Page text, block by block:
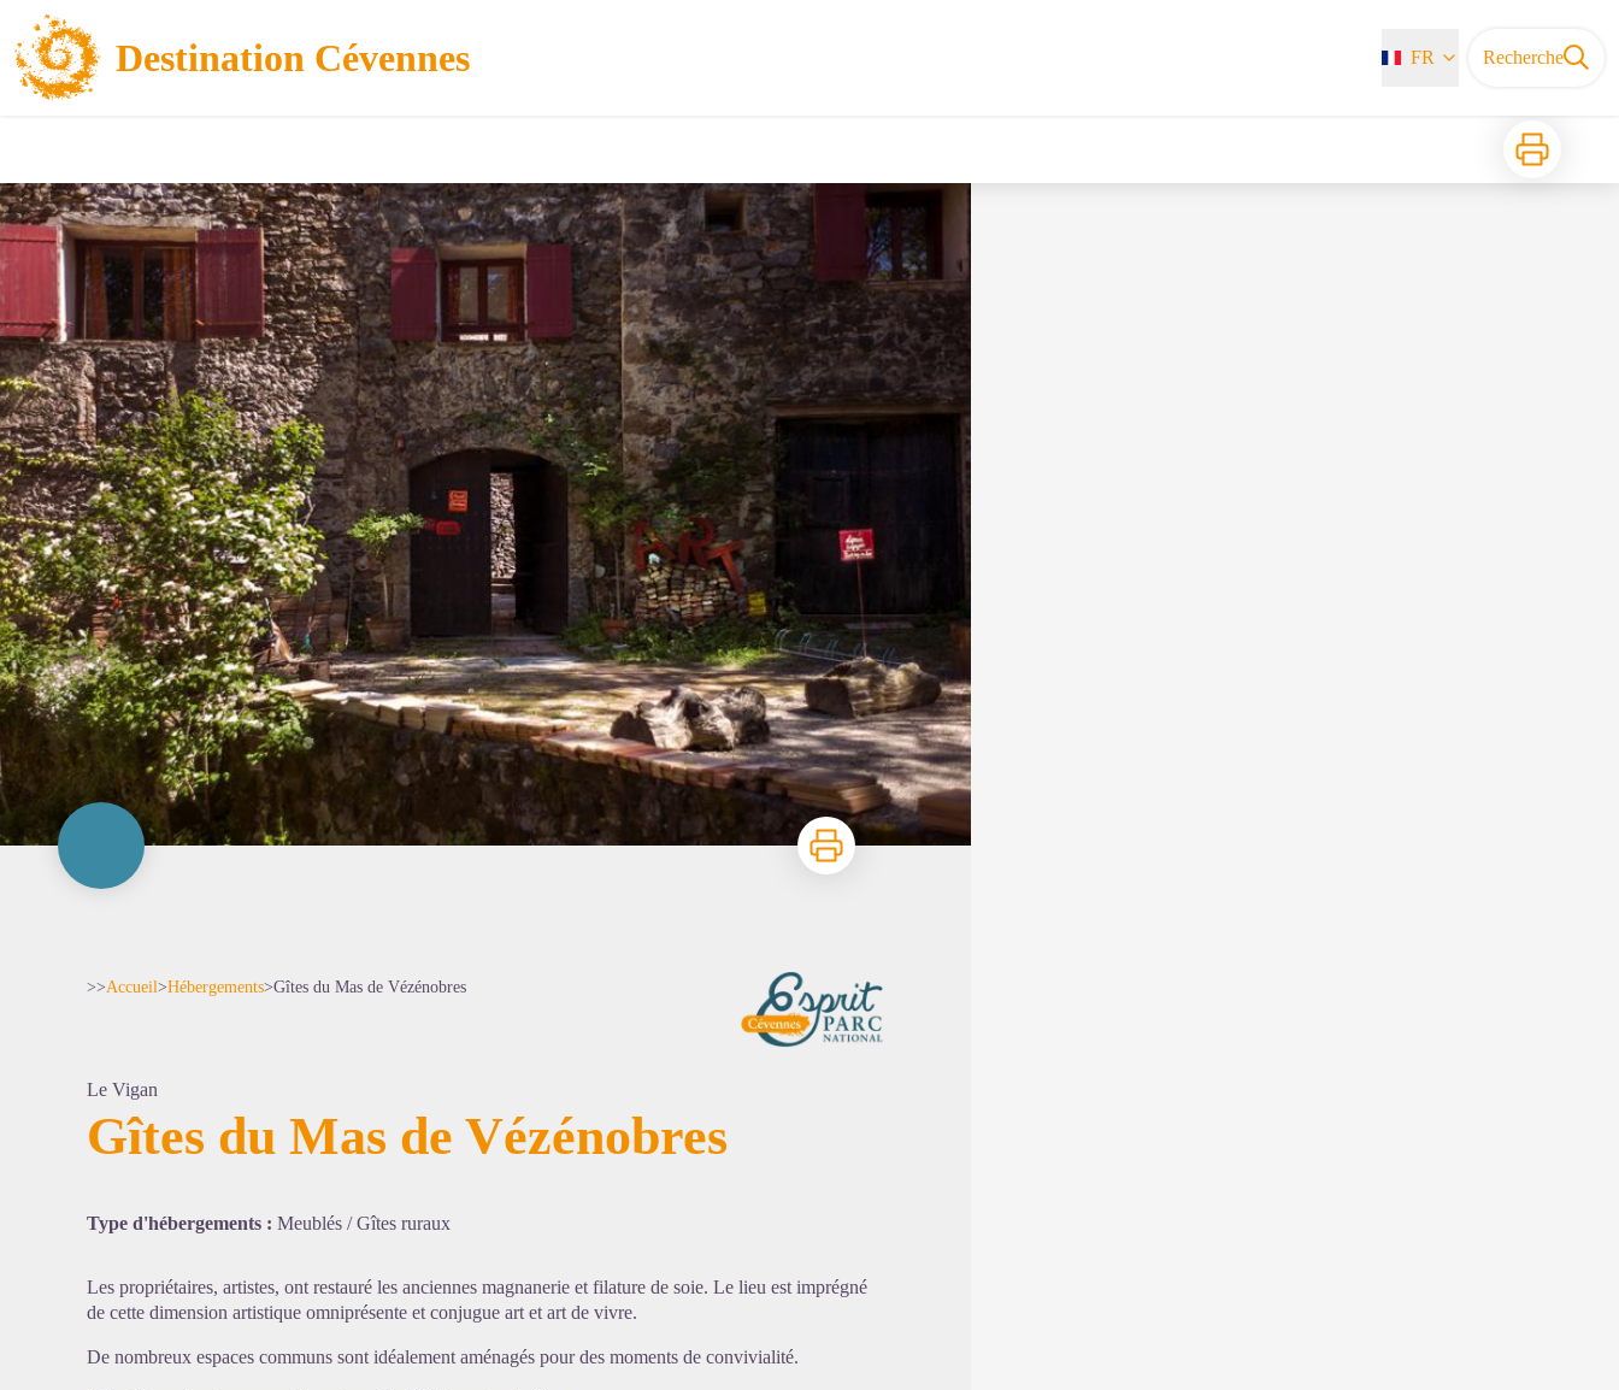
Destination Cévennes FR Recherche
Imprimer
Imprimer
>>Accueil>Hébergements>Gîtes du Mas de Vézénobres
Le Vigan
Gîtes du Mas de Vézénobres
Type d'hébergements : Meublés / Gîtes ruraux
Les propriétaires, artistes, ont restauré les anciennes magnanerie et filature de soie. Le lieu est imprégné
de cette dimension artistique omniprésente et conjugue art et art de vivre.
De nombreux espaces communs sont idéalement aménagés pour des moments de convivialité.